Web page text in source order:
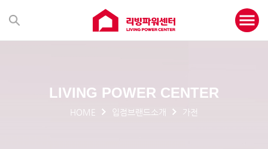
LIVING POWER CENTER
HOME 입점브랜드소개 가전